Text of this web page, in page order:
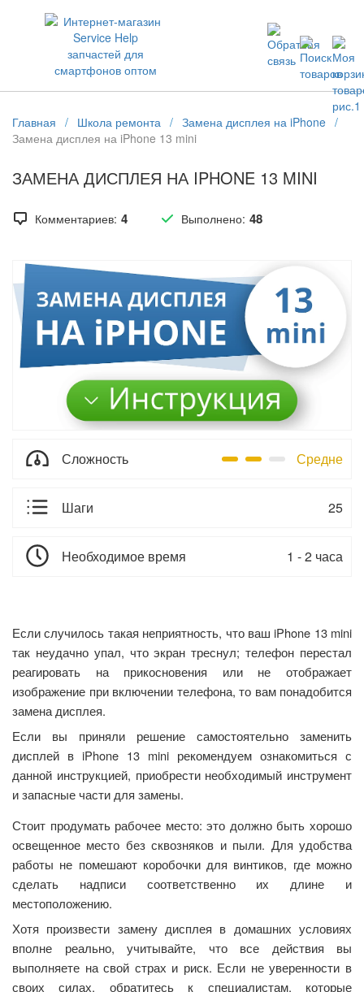
ЗАПЧАСТИ ДЛЯ ТЕЛЕФОНОВ ОПТОМ
Главная / Школа ремонта / Замена дисплея на iPhone /
Замена дисплея на iPhone 13 mini
ЗАМЕНА ДИСПЛЕЯ НА IPHONE 13 MINI
Комментариев: 4 Выполнено: 48
Сложность Средне
Шаги 25
Необходимое время 1 - 2 часа
Если случилось такая неприятность, что ваш iPhone 13 mini
так неудачно упал, что экран треснул; телефон перестал
реагировать на прикосновения или не отображает
изображение при включении телефона, то вам понадобится
замена дисплея.
Если вы приняли решение самостоятельно заменить
дисплей в iPhone 13 mini рекомендуем ознакомиться с
данной инструкцией, приобрести необходимый инструмент
и запасные части для замены.
Стоит продумать рабочее место: это должно быть хорошо
освещенное место без сквозняков и пыли. Для удобства
работы не помешают коробочки для винтиков, где можно
сделать надписи соответственно их длине и
местоположению.
Хотя произвести замену дисплея в домашних условиях
вполне реально, учитывайте, что все действия вы
выполняете на свой страх и риск. Если не уверенности в
своих силах, обратитесь к специалистам, которые